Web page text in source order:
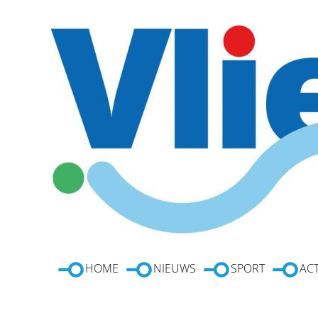
HOME NIEUWS SPORT